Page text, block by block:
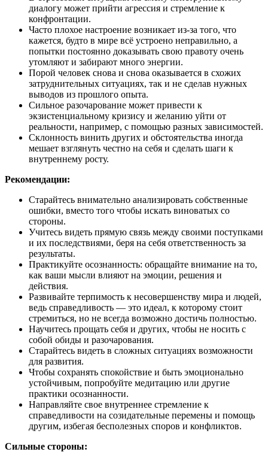
диалогу может прийти агрессия и стремление к
конфронтации.
Часто плохое настроение возникает из-за того, что
кажется, будто в мире всё устроено неправильно, а
попытки постоянно доказывать свою правоту очень
утомляют и забирают много энергии.
Порой человек снова и снова оказывается в схожих
затруднительных ситуациях, так и не сделав нужных
выводов из прошлого опыта.
Сильное разочарование может привести к
экзистенциальному кризису и желанию уйти от
реальности, например, с помощью разных зависимостей.
Склонность винить других и обстоятельства иногда
мешает взглянуть честно на себя и сделать шаги к
внутреннему росту.
Рекомендации:
Старайтесь внимательно анализировать собственные
ошибки, вместо того чтобы искать виноватых со
стороны.
Учитесь видеть прямую связь между своими поступками
и их последствиями, беря на себя ответственность за
результаты.
Практикуйте осознанность: обращайте внимание на то,
как ваши мысли влияют на эмоции, решения и
действия.
Развивайте терпимость к несовершенству мира и людей,
ведь справедливость — это идеал, к которому стоит
стремиться, но не всегда возможно достичь полностью.
Научитесь прощать себя и других, чтобы не носить с
собой обиды и разочарования.
Старайтесь видеть в сложных ситуациях возможности
для развития.
Чтобы сохранять спокойствие и быть эмоционально
устойчивым, попробуйте медитацию или другие
практики осознанности.
Направляйте свое внутреннее стремление к
справедливости на созидательные перемены и помощь
другим, избегая бесполезных споров и конфликтов.
Сильные стороны: